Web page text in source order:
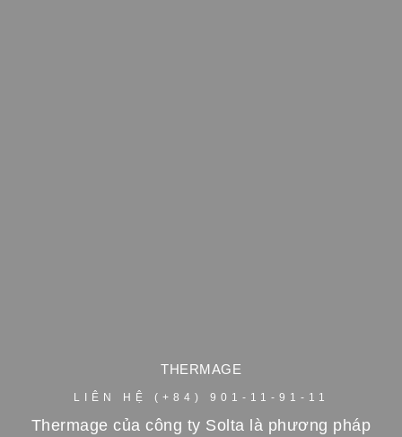
THERMAGE
LIÊN HỆ (+84) 901-11-91-11
Thermage của công ty Solta là phương pháp